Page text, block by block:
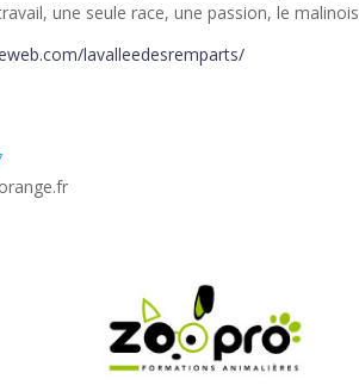
une seule race, une passion, le malinois
lavalleedesremparts/